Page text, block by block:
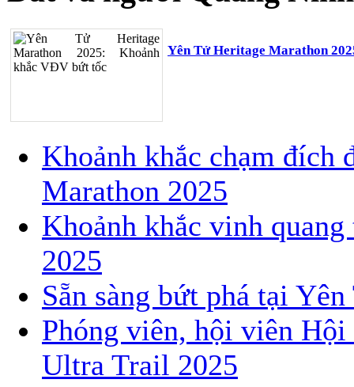
Yên Tử Heritage Marathon
Khoảnh khắc chạm đích
Marathon 2025
Khoảnh khắc vinh
2025
Sẵn sàng bứt phá tại
Phóng viên, hội viên
Ultra Trail 2025